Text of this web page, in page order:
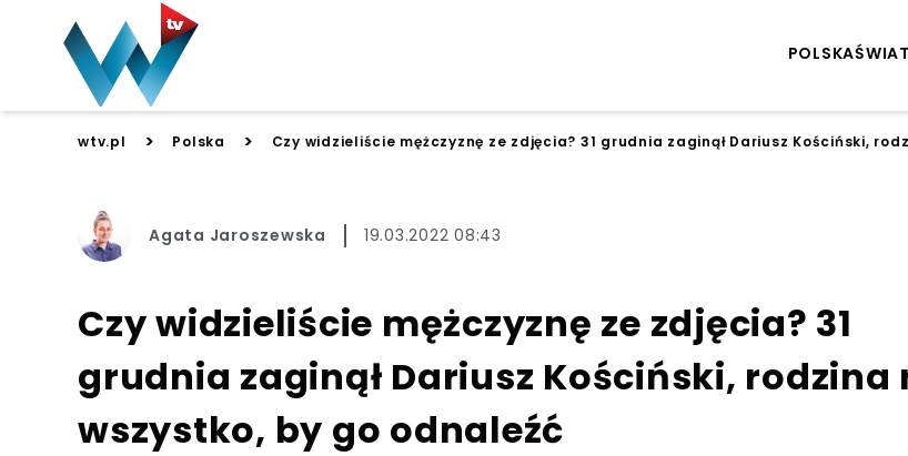
POLSKAŚWIAT
wtv.pl > Polska > Czy widzieliście mężczyznę ze zdjęcia? 31 grudnia zaginął Dariusz Kościński,
Agata Jaroszewska 19.03.2022 08:43
Czy widzieliście mężczyznę ze zdjęcia? 31
grudnia zaginął Dariusz Kościński, rodzina
wszystko, by go odnaleźć